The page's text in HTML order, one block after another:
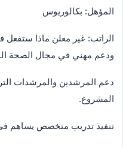
المؤهل: بكالوريوس
الراتب: غير معلن ماذا ستفعل
ودعم مهني في مجال الصحة
دعم المرشدين والمرشدات
المشروع.
تنفيذ تدريب متخصص يساهم في